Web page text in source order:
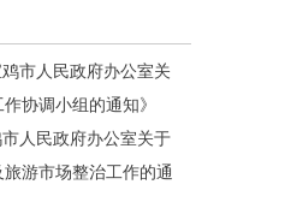
市人民政府办公室关
协调小组的通知》
人民政府办公室关于
游市场整治工作的通